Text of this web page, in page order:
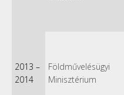
2013 –
2014
Földművelésügyi
Minisztérium